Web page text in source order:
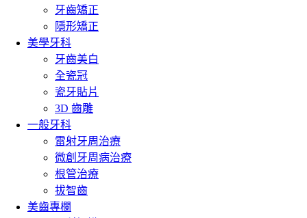
牙齒矯正
隱形矯正
美學牙科
牙齒美白
全瓷冠
瓷牙貼片
3D 齒雕
一般牙科
雷射牙周治療
微創牙周病治療
根管治療
拔智齒
美齒專欄